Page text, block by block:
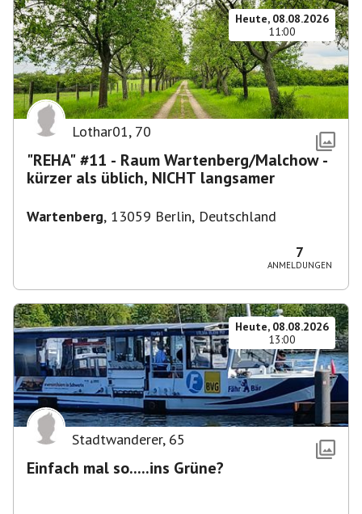
Heute, 08.08.2026
11:00
Lothar01, 70
"REHA" #11 - Raum Wartenberg/Malchow -
kürzer als üblich, NICHT langsamer
Wartenberg, 13059 Berlin, Deutschland
7
ANMELDUNGEN
Heute, 08.08.2026
13:00
Stadtwanderer, 65
Einfach mal so.....ins Grüne?